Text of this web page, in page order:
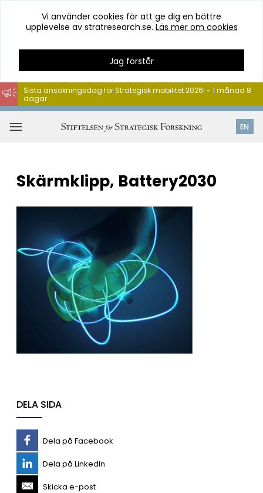
Hoppa
till
innehåll
Vi använder cookies för att ge dig en bättre
upplevelse av stratresearch.se. Läs mer om cookies
Jag förstår
EN
Sista ansökningsdag för Strategisk mobilitet 2026! - 1 månad 8
dagar
Skärmklipp, Battery2030
DELA SIDA
Dela på Facebook
Dela på LinkedIn
Skicka e-post